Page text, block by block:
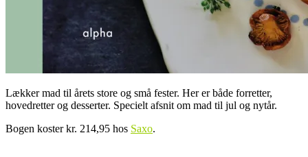
Lækker mad til årets store og små fester. Her er både forretter,
hovedretter og desserter. Specielt afsnit om mad til jul og nytår.
Bogen koster kr. 214,95 hos Saxo.